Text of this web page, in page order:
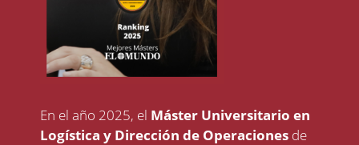
En el año 2025, el Máster Universitario en
Logística y Dirección de Operaciones de